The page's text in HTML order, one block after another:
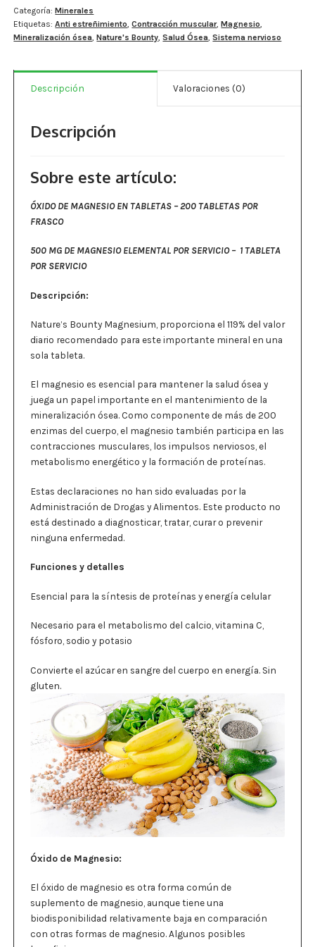
Estados De Ánimo
Control Del Peso
Cocó March
Salud Visual
Multivitaminas Adultos 50 Años A Más
Multivitaminas Niños
Magnesio
500
mg
200
tabletas.
Categoría:Minerales
Etiquetas:Anti estreñimiento,Contracción muscular,Magnesio,
Mineralización ósea,Nature's Bounty,Salud Ósea,Sistema nervioso
Descripción Valoraciones (0)
Descripción
Sobre este artículo:
ÓXIDO DE MAGNESIO EN TABLETAS – 200 TABLETAS POR
FRASCO
500 MG DE MAGNESIO ELEMENTAL POR SERVICIO – 1 TABLETA
POR SERVICIO
Descripción:
Nature’s Bounty Magnesium, proporciona el 119% del valor
diario recomendado para este importante mineral en una
sola tableta.
El magnesio es esencial para mantener la salud ósea y
juega un papel importante en el mantenimiento de la
mineralización ósea. Como componente de más de 200
enzimas del cuerpo, el magnesio también participa en las
contracciones musculares, los impulsos nerviosos, el
metabolismo energético y la formación de proteínas.
Estas declaraciones no han sido evaluadas por la
Administración de Drogas y Alimentos. Este producto no
está destinado a diagnosticar, tratar, curar o prevenir
ninguna enfermedad.
Funciones y detalles
Esencial para la síntesis de proteínas y energía celular
Necesario para el metabolismo del calcio, vitamina C,
fósforo, sodio y potasio
Convierte el azúcar en sangre del cuerpo en energía. Sin
gluten.
Óxido de Magnesio:
El óxido de magnesio es otra forma común de
suplemento de magnesio, aunque tiene una
biodisponibilidad relativamente baja en comparación
con otras formas de magnesio. Algunos posibles